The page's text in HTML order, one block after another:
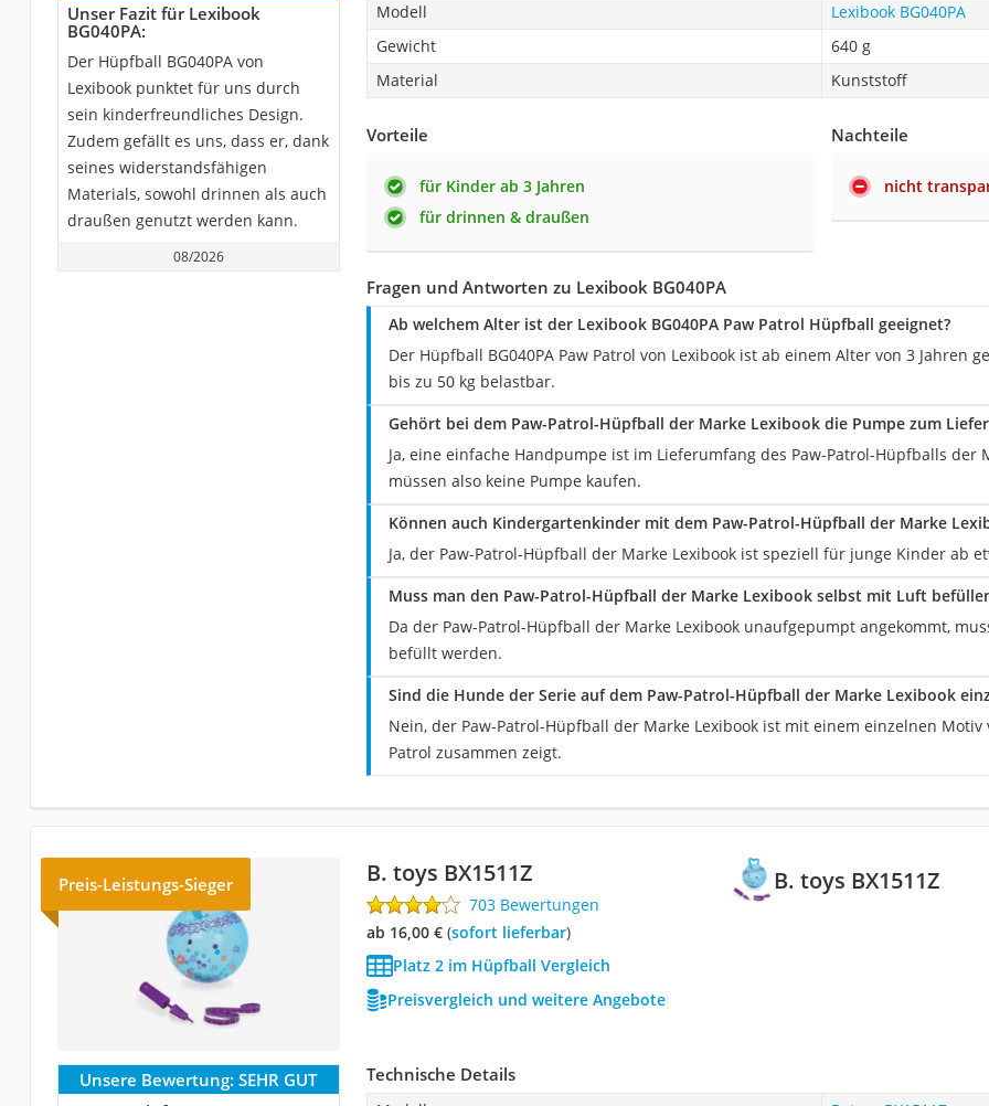
Unser Fazit für Lexibook
BG040PA:
Der Hüpfball BG040PA von
Lexibook punktet für uns durch
sein kinderfreundliches Design.
Zudem gefällt es uns, dass er, dank
seines widerstandsfähigen
Materials, sowohl drinnen als auch
draußen genutzt werden kann.
08/2026
Modell
Lexibook BG040PA
Gewicht
640 g
Material
Kunststoff
Vorteile
für Kinder ab 3 Jahren
für drinnen & draußen
Nachteile
nicht
Fragen und Antworten zu Lexibook BG040PA
Ab welchem Alter ist der Lexibook BG040PA Paw Patrol Hüpfball geeignet?
Der Hüpfball BG040PA Paw Patrol von Lexibook ist ab einem Alter von 3 Jahren
bis zu 50 kg belastbar.
Gehört bei dem Paw-Patrol-Hüpfball der Marke Lexibook die Pumpe zum
Ja, eine einfache Handpumpe ist im Lieferumfang des Paw-Patrol-Hüpfballs der
müssen also keine Pumpe kaufen.
Können auch Kindergartenkinder mit dem Paw-Patrol-Hüpfball der Marke
Ja, der Paw-Patrol-Hüpfball der Marke Lexibook ist speziell für junge Kinder ab
Muss man den Paw-Patrol-Hüpfball der Marke Lexibook selbst mit Luft
Da der Paw-Patrol-Hüpfball der Marke Lexibook unaufgepumpt angekommt,
befüllt werden.
Sind die Hunde der Serie auf dem Paw-Patrol-Hüpfball der Marke Lexibook
Nein, der Paw-Patrol-Hüpfball der Marke Lexibook ist mit einem einzelnen Motiv
Patrol zusammen zeigt.
B. toys BX1511Z
Preis-Leistungs-Sieger B. toys BX1511Z
703 Bewertungen
ab 16,00 €( Sofort lieferbar)
Platz 2 im Hüpfball Vergleich
Preisvergleich und weitere Angebote
Unsere Bewertung: SEHR GUT
Technische Details